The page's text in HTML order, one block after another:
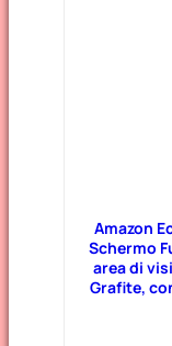
Amazon
Schermo
area di
Grafite,